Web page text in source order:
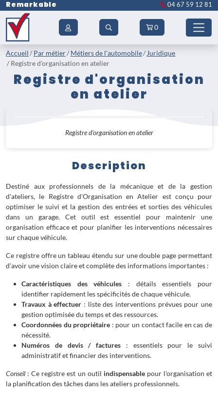
Remarkable 04 67 59 12 81
0
Accueil Par métier Métiers de l'automobile
Juridique
Registre d'organisation en atelier
Registre d'organisation
en atelier
Registre d'organisation en atelier
Description
Destiné aux professionnels de la mécanique et de la gestion
d'ateliers, le Registre d'Organisation en Atelier est conçu pour
optimiser le suivi et la gestion des entrées et sorties des véhicules
dans un garage. Cet outil est essentiel pour maintenir une
organisation efficace et pour planifier les interventions nécessaires
sur chaque véhicule.
Ce registre offre un tableau étendu sur une double page permettant
d'avoir une vision claire et complète des informations importantes :
Caractéristiques des véhicules : détails essentiels pour
identifier rapidement les spécificités de chaque véhicule.
Travaux à effectuer : liste des interventions prévues pour une
gestion optimisée du temps et des ressources.
Coordonnées du propriétaire : pour un contact facile en cas de
nécessité.
Numéros de devis / factures : essentiels pour le suivi
administratif et financier des interventions.
Conseil : Ce registre est un outil indispensablepour l'organisation et
la planification des tâches dans les ateliers professionnels.